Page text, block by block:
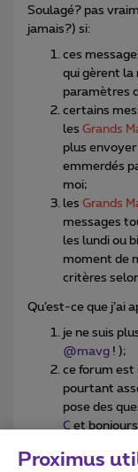
Soulagé? pas
jamais?) si:
ces
qui gèrent la
paramètres
certains
les Grands
plus envoyer
emmerdés
moi;
les Grands
messages
les lundi ou
moment de
critères
Qu’est-ce que j’ai
je ne suis
@mavg ! );
ce forum est
pourtant
pose des
C et
lesGrands
Proximus